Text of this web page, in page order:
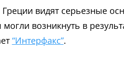
Греции видят серьезные
могли возникнуть в
“Интерфакс”.